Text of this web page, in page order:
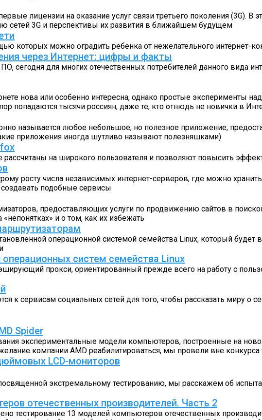
лицензии на оказание услуг связи третьего поколения (3G). В
сетей 3G и перспективы их развития в ближайшем будущем
которых можно оградить ребенка от нежелательного интернет-
через Интернет: цифры и факты
сегодня для многих отечественных потребителей данного вида
нова или особенно интересна, однако простые эксперименты
попадаются тысячи россиян, даже те, кто отнюдь не новички в
называется любое небольшое, но полезное приложение,
приложения иногда шутливо называют полезняшками)
рассчитаны на широкого пользователя и позволяют повысить
росту числа независимых интернет-серверов, где можно
подобные сервисы
предоставляющих услуги по продвижению сайтов в
и о том, как их избежать
операционной системой семейства Linux, который
систем семейства Linux
прокси, ориентированный прежде всего на работу с
к сервисам социальных сетей для того, чтобы рассказать миру о
Spider
экспериментальные модели компьютеров, построенные на
компании AMD реабилитироваться, мы провели вне
LCD-мониторов
экстремальному тестированию, мы расскажем об
отечественных производителей. Часть 2
тестирование 13 моделей компьютеров отечественных